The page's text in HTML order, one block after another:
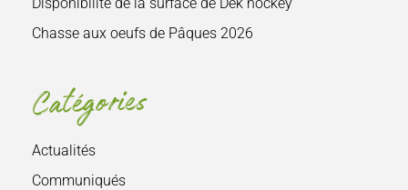
Chasse aux oeufs de Pâques 2026
Catégories
Actualités
Communiqués